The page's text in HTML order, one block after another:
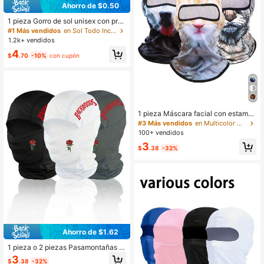
Ahorro de $0.50
1 pieza Gorro de sol unisex con prot
ección solar de color liso, ala anch
a, adecuado para salidas diarias, se
#1 Más vendidos
en Sol Todo Incluido Sombrero de visera para homb
1.2k+ vendidos
$4.70 -10% con cupón
Ahorro de $1.62
1 pieza o 2 piezas Pasamontañas u
nisex estampado, máscara facial pa
$3.38 -32%
1 pieza Máscara facial con estamp
ado de animal 3D, Gorro de agua de
portiva divertido para exteriores, Pa
ajes, senderismo, esquí Máscara de
#3 Más vendidos
en Multicolor Máscaras y sombreros con visera para
100+ vendidos
$3.38 -32%